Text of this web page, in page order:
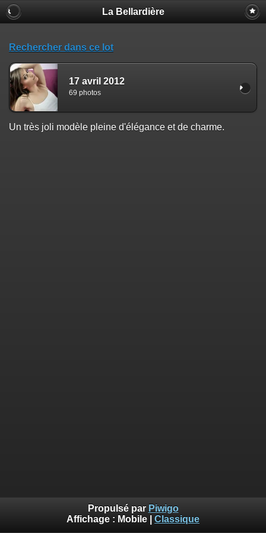
La Bellardière
Rechercher dans ce lot
17 avril 2012
69 photos
Un très joli modèle pleine d'élégance et de charme.
Propulsé par Piwigo
Affichage : Mobile Classique